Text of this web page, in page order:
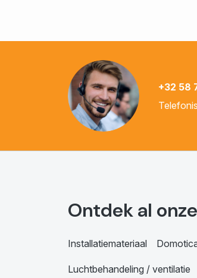
+32 58
Ontdek al
Installatiemateriaal
Luchtbehandeling / ventilatie